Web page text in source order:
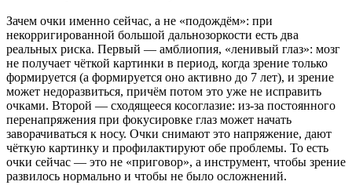
Зачем очки именно сейчас, а не «подождём»: при
некорригированной большой дальнозоркости есть два
реальных риска. Первый — амблиопия, «ленивый глаз»: мозг
не получает чёткой картинки в период, когда зрение только
формируется (а формируется оно активно до 7 лет), и зрение
может недоразвиться, причём потом это уже не исправить
очками. Второй — сходящееся косоглазие: из-за постоянного
перенапряжения при фокусировке глаз может начать
заворачиваться к носу. Очки снимают это напряжение, дают
чёткую картинку и профилактируют обе проблемы. То есть
очки сейчас — это не «приговор», а инструмент, чтобы зрение
развилось нормально и чтобы не было осложнений.